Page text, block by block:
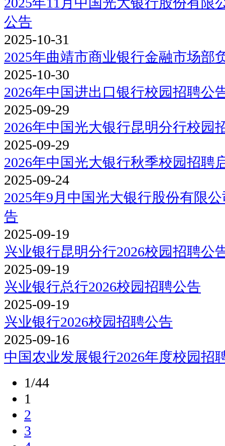
公告
2025-10-31
2025年曲靖市商业银行金融市场部
2025-10-30
2026年中国进出口银行校园招聘公
2025-09-29
2026年中国光大银行昆明分行校园
2025-09-29
2026年中国光大银行秋季校园招聘
2025-09-24
2025年9月中国光大银行股份有限
告
2025-09-19
兴业银行昆明分行2026校园招聘公
2025-09-19
兴业银行总行2026校园招聘公告
2025-09-19
兴业银行2026校园招聘公告
2025-09-16
中国农业发展银行2026年度校园招
1/44
1
2
3